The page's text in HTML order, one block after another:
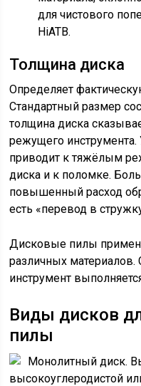
для чистового
HiATB.
Толщина диска
Определяет
Стандартный размер
толщина диска
режущего
приводит к тяжёлым
диска и к поломке.
повышенный расход
есть «перевод в
Дисковые пилы
различных
инструмент
Виды дисков
пилы
Монолитный диск.
высокоуглеродистой